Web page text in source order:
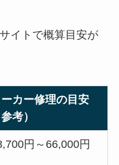
イトで概算目安が
カー修理の目安
参考）
円～66,000円